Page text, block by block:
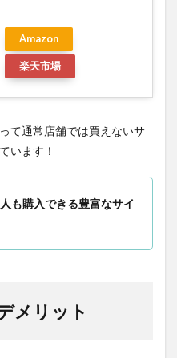
Amazon
楽天市場
て通常店舗では買えないサ
います！
も購入できる豊富なサイ
メリット